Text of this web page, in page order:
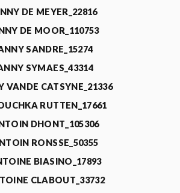
DE MEYER_22816
DE MOOR_110753
SANDRE_15274
SYMAES_43314
VANDE CATSYNE_21336
RUTTEN_17661
DHONT_105306
RONSSE_50355
BIASINO_17893
CLABOUT_33732